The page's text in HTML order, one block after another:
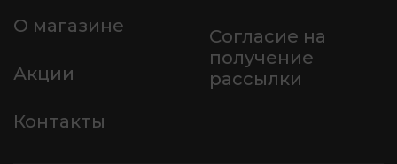
О магазине
Акции
Контакты
Согласие на
получение
рассылки